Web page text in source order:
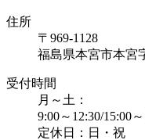
住所
〒969-1128
福島県本宮市本宮
受付時間
月～土：
9:00～12:30/15:00
定休日：日・祝